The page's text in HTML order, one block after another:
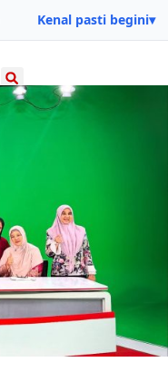
Kenal pasti begini▾